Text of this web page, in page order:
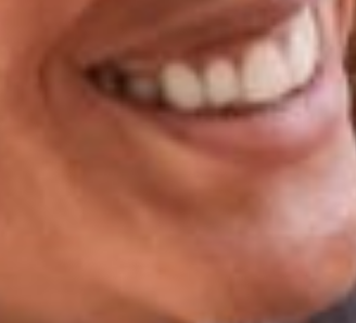
frais de saison et locaux, toujours
vos remarques et suggestions
collectivement. Nous utilisons
est à votre disposition pour en
quatre pattes des habitants. Bien
faisons le maximum pour que cela
comment relever le